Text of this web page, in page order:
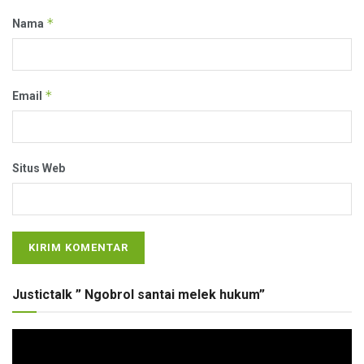
Nama *
Email *
Situs Web
Justictalk ” Ngobrol santai melek hukum”